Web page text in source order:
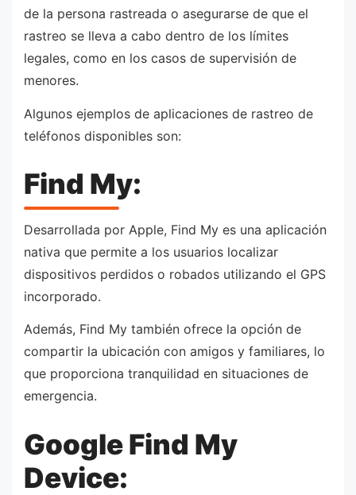
de la persona rastreada o asegurarse de que el
rastreo se lleva a cabo dentro de los límites
legales, como en los casos de supervisión de
menores.
Algunos ejemplos de aplicaciones de rastreo de
teléfonos disponibles son:
Find My:
Desarrollada por Apple, Find My es una aplicación
nativa que permite a los usuarios localizar
dispositivos perdidos o robados utilizando el GPS
incorporado.
Además, Find My también ofrece la opción de
compartir la ubicación con amigos y familiares, lo
que proporciona tranquilidad en situaciones de
emergencia.
Google Find My
Device: